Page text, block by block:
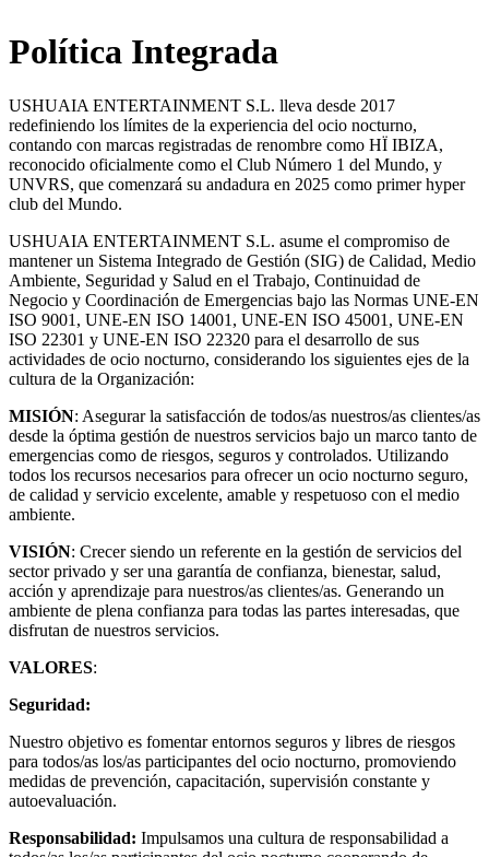
Política Integrada
USHUAIA ENTERTAINMENT S.L. lleva desde 2017
redefiniendo los límites de la experiencia del ocio nocturno,
contando con marcas registradas de renombre como HÏ IBIZA,
reconocido oficialmente como el Club Número 1 del Mundo, y
UNVRS, que comenzará su andadura en 2025 como primer hyper
club del Mundo.
USHUAIA ENTERTAINMENT S.L. asume el compromiso de
mantener un Sistema Integrado de Gestión (SIG) de Calidad, Medio
Ambiente, Seguridad y Salud en el Trabajo, Continuidad de
Negocio y Coordinación de Emergencias bajo las Normas UNE-EN
ISO 9001, UNE-EN ISO 14001, UNE-EN ISO 45001, UNE-EN
ISO 22301 y UNE-EN ISO 22320 para el desarrollo de sus
actividades de ocio nocturno, considerando los siguientes ejes de la
cultura de la Organización:
MISIÓN: Asegurar la satisfacción de todos/as nuestros/as clientes/as
desde la óptima gestión de nuestros servicios bajo un marco tanto de
emergencias como de riesgos, seguros y controlados. Utilizando
todos los recursos necesarios para ofrecer un ocio nocturno seguro,
de calidad y servicio excelente, amable y respetuoso con el medio
ambiente.
VISIÓN: Crecer siendo un referente en la gestión de servicios del
sector privado y ser una garantía de confianza, bienestar, salud,
acción y aprendizaje para nuestros/as clientes/as. Generando un
ambiente de plena confianza para todas las partes interesadas, que
disfrutan de nuestros servicios.
VALORES:
Seguridad:
Nuestro objetivo es fomentar entornos seguros y libres de riesgos
para todos/as los/as participantes del ocio nocturno, promoviendo
medidas de prevención, capacitación, supervisión constante y
autoevaluación.
Responsabilidad: Impulsamos una cultura de responsabilidad a